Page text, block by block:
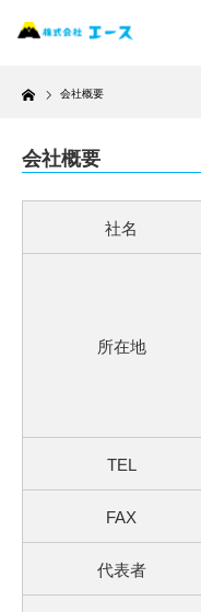
Home 会社概要
会社概要
社名
所在地
TEL
FAX
代表者